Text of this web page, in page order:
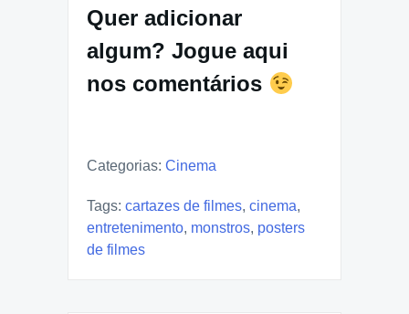
Quer adicionar
algum? Jogue aqui
nos comentários
Categorias: Cinema
Tags: cartazes de filmes, cinema,
entretenimento, monstros, posters
de filmes